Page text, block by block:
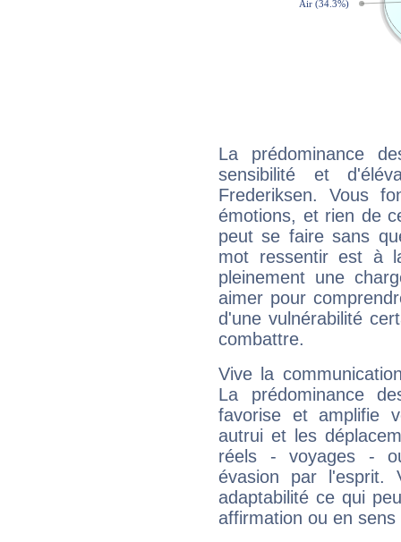
La prédominance
sensibilité et
Frederiksen. Vous
émotions, et rien de
peut se faire sans
mot ressentir est à
pleinement une
aimer pour
d'une vulnérabilité
combattre.
Vive la
La prédominance
favorise et amplifie
autrui et les
réels - voyages -
évasion par l'esprit.
adaptabilité ce qui
affirmation ou en